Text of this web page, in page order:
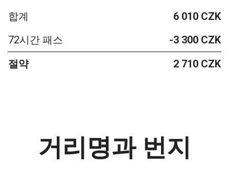
합계
6 010 CZK
72시간 패스
-3 300 CZK
절약
2 710 CZK
거리명과 번지